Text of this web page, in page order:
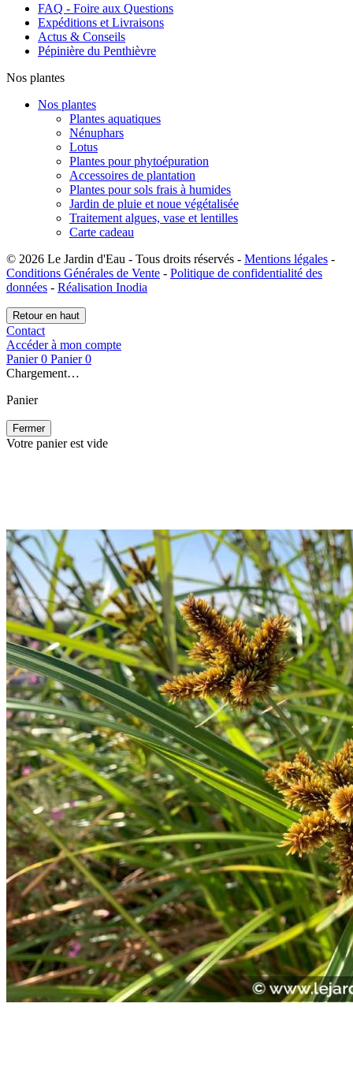
FAQ - Foire aux Questions
Expéditions et Livraisons
Actus & Conseils
Pépinière du Penthièvre
Nos plantes
Nos plantes
Plantes aquatiques
Nénuphars
Lotus
Plantes pour phytoépuration
Accessoires de plantation
Plantes pour sols frais à humides
Jardin de pluie et noue végétalisée
Traitement algues, vase et lentilles
Carte cadeau
© 2026 Le Jardin d'Eau - Tous droits réservés - Mentions légales -
Conditions Générales de Vente - Politique de confidentialité des
données - Réalisation Inodia
Retour en haut
Contact
Accéder à mon compte
Panier 0 Panier 0
Chargement…
Panier
Fermer
Votre panier est vide